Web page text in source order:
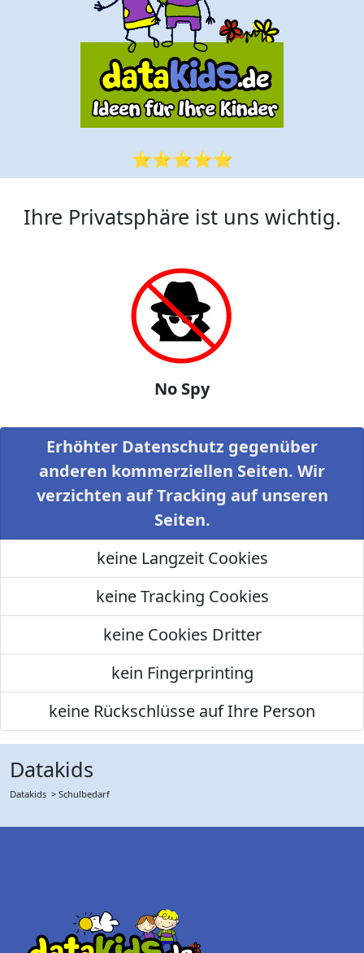
⭐⭐⭐⭐⭐
Ihre Privatsphäre ist uns wichtig.
No Spy
Erhöhter Datenschutz gegenüber
anderen kommerziellen Seiten. Wir
verzichten auf Tracking auf unseren
Seiten.
keine Langzeit Cookies
keine Tracking Cookies
keine Cookies Dritter
kein Fingerprinting
keine Rückschlüsse auf Ihre Person
Datakids
Datakids > Schulbedarf